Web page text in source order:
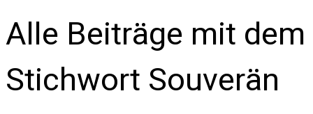
Alle Beiträge mit dem
Stichwort Souverän